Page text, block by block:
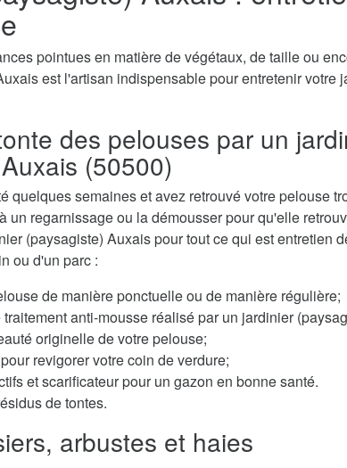
pointues en matière de végétaux, de taille ou
est l'artisan indispensable pour entretenir votre
des pelouses par un
(50500)
quelques semaines et avez retrouvé votre pelouse
un regarnissage ou la démousser pour qu'elle
(paysagiste) Auxais pour tout ce qui est entretien
ou d'un parc :
de manière ponctuelle ou de manière régulière;
anti-mousse réalisé par un jardinier
originelle de votre pelouse;
revigorer votre coin de verdure;
et scarificateur pour un gazon en bonne santé.
de tontes.
arbustes et haies